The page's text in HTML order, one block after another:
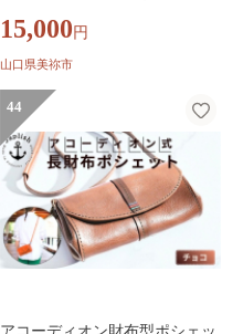
水色 シナモロール コラボ キャ
ラクター グッズ 鞄 カバン エコ
レゼント 限定 美祢限定 桜 さく
ら かわいい 美祢市 山口県 美祢
15,000 円
山口県美祢市
44